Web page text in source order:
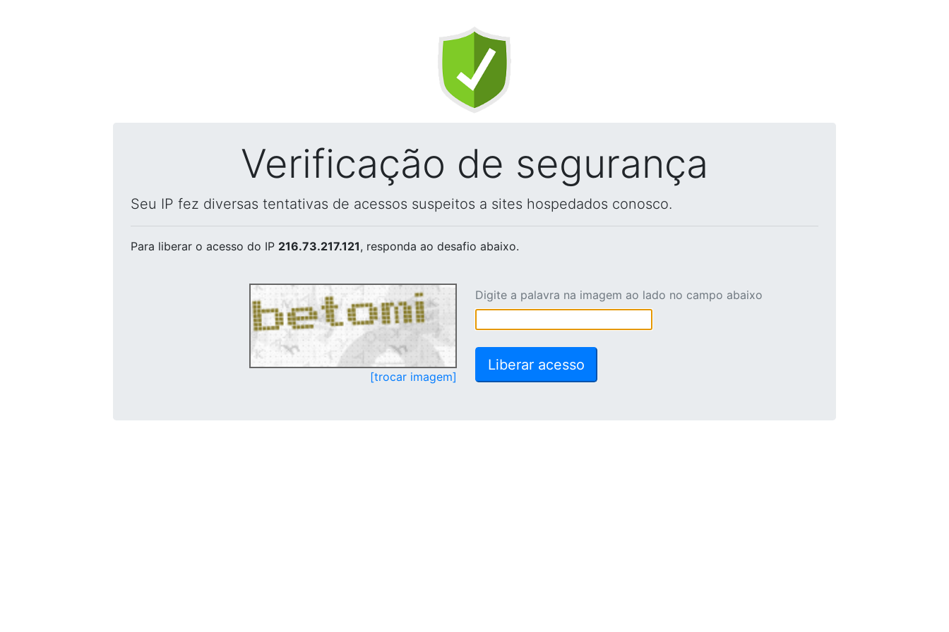
Verificação de segurança
Seu IP fez diversas tentativas de acessos suspeitos a sites hospedados conosco.
Para liberar o acesso do IP 216.73.217.121, responda ao desafio abaixo.
[trocar imagem]
Digite a palavra na imagem ao lado no campo abaixo